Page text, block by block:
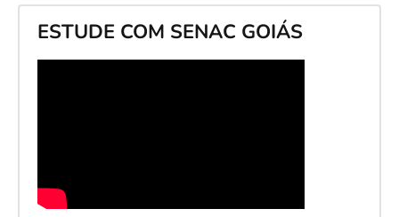
ESTUDE COM SENAC GOIÁS